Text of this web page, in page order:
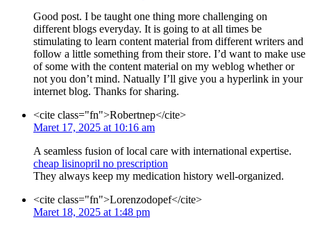
Good post. I be taught one thing more challenging on
different blogs everyday. It is going to at all times be
stimulating to learn content material from different writers and
follow a little something from their store. I’d want to make use
of some with the content material on my weblog whether or
not you don’t mind. Natually I’ll give you a hyperlink in your
internet blog. Thanks for sharing.
<cite class="fn">Robertnep</cite>
Maret 17, 2025 at 10:16 am
A seamless fusion of local care with international expertise.
cheap lisinopril no prescription
They always keep my medication history well-organized.
<cite class="fn">Lorenzodopef</cite>
Maret 18, 2025 at 1:48 pm